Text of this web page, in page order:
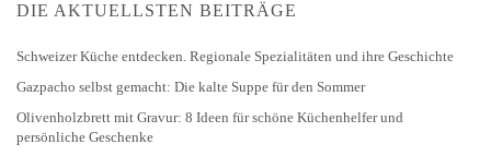
DIE AKTUELLSTEN BEITRÄGE
Schweizer Küche entdecken. Regionale Spezialitäten und ihre Geschichte
Gazpacho selbst gemacht: Die kalte Suppe für den Sommer
Olivenholzbrett mit Gravur: 8 Ideen für schöne Küchenhelfer und
persönliche Geschenke